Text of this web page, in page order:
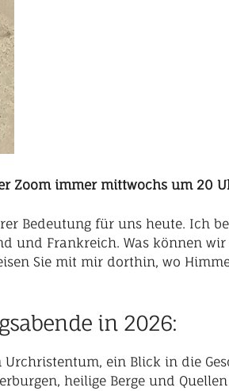
Zoom immer mittwochs um 20
Bedeutung für uns heute. Ich
und Frankreich. Was können
Sie mit mir dorthin, wo
in 2026:
ein Blick in die
heilige Berge und Quellen